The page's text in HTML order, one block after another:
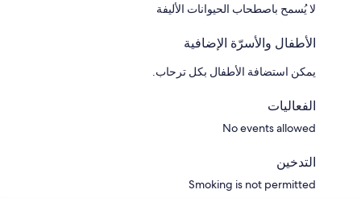
لا يُسمح باصطحاب الحيوانات الأليفة
الأطفال والأسرّة الإضافية
يمكن استضافة الأطفال بكل ترحاب.
الفعاليات
No events allowed
التدخين
Smoking is not permitted